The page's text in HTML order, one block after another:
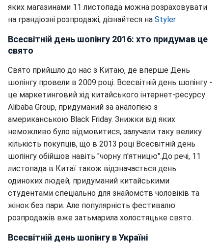
яких магазинами 11 листопада можна розраховувати
на грандіозні розпродажі, дізнайтеся на Styler.
Всесвітній день шопінгу 2016: хто придумав це
свято
Свято прийшло до нас з Китаю, де вперше День
шопінгу провели в 2009 році. Всесвітній день шопінгу -
це маркетинговий хід китайського інтернет-ресурсу
Alibaba Group, придуманий за аналогією з
американською Black Friday. Знижки від яких
неможливо було відмовитися, залучали таку велику
кількість покупців, що в 2013 році Всесвітній день
шопінгу обійшов навіть "чорну п'ятницю".До речі, 11
листопада в Китаї також відзначається день
одиноких людей, придуманий китайськими
студентами спеціально для знайомств чоловіків та
жінок без пари. Але популярність фестивалю
розпродажів вже затьмарила холостяцьке свято.
Всесвітній день шопінгу в Україні